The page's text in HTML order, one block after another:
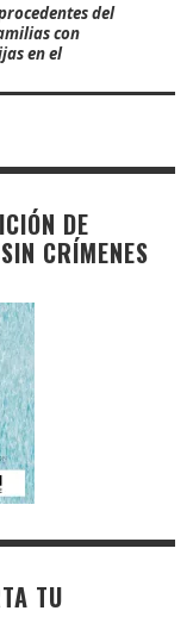
del
con
en el
DE
CRÍMENES
TU